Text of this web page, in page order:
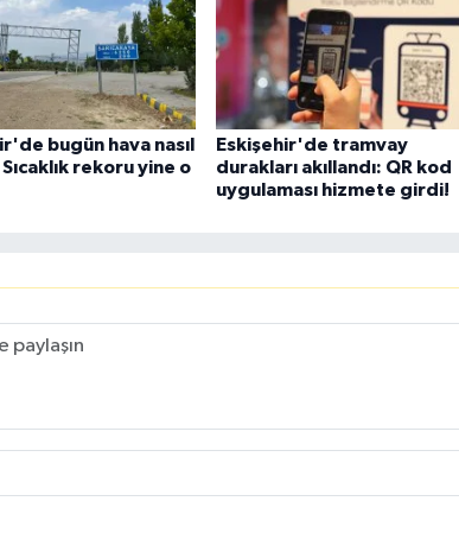
bugün hava nasıl
rekoru yine o
Eskişehir'de tramvay
durakları akıllandı: QR kod
uygulaması hizmete girdi!